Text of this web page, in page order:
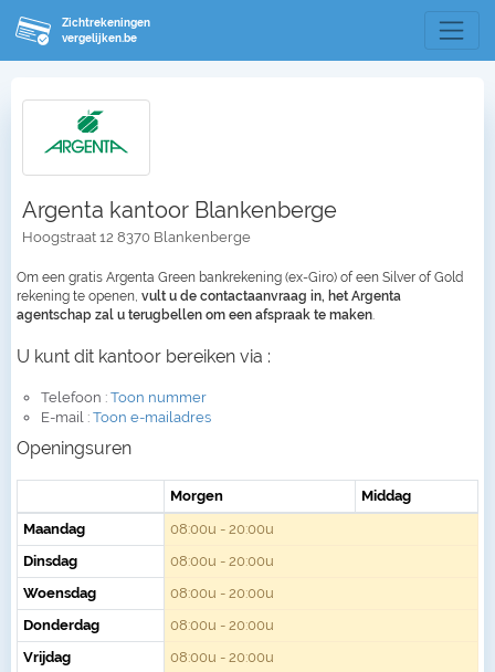
Zichtrekeningen
vergelijken.be
Argenta kantoor Blankenberge
Hoogstraat 12 8370 Blankenberge
Om een gratis Argenta Green bankrekening (ex-Giro) of een Silver of Gold
rekening te openen, vult u de contactaanvraag in, het Argenta
agentschap zal u terugbellen om een afspraak te maken
U kunt dit kantoor bereiken via :
Telefoon : Toon nummer
E-mail : Toon e-mailadres
Openingsuren
Morgen
Middag
Maandag
08:00u - 20:00u
Dinsdag
08:00u - 20:00u
Woensdag
08:00u - 20:00u
Donderdag
08:00u - 20:00u
Vrijdag
08:00u - 20:00u